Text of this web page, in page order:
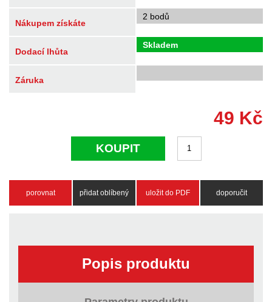
Nákupem získáte
2 bodů
Dodací lhůta
Skladem
Záruka
49 Kč
KOUPIT
porovnat přidat oblíbený uložit do PDF doporučit
Popis produktu